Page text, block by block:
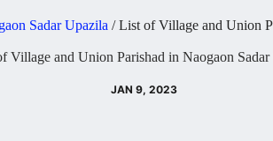
Sadar Upazila /List of Village and Union
Village and Union Parishad in Naogaon Sadar
JAN 9, 2023